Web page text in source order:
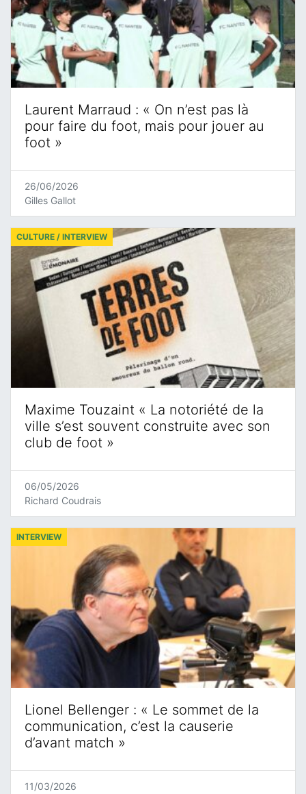
Laurent Marraud : « On n’est pas là
pour faire du foot, mais pour jouer au
foot »
26/06/2026
Gilles Gallot
Maxime Touzaint « La notoriété de la
ville s’est souvent construite avec son
club de foot »
CULTURE / INTERVIEW
06/05/2026
Richard Coudrais
Lionel Bellenger : « Le sommet de la
communication, c’est la causerie
d’avant match »
INTERVIEW
11/03/2026